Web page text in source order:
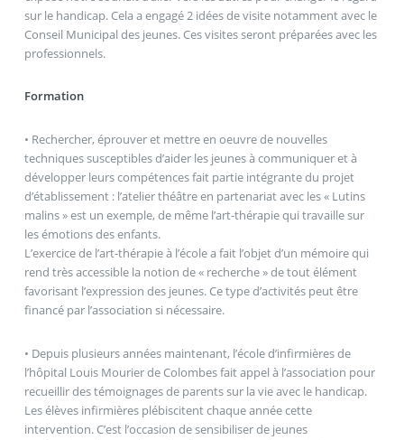
sur le handicap. Cela a engagé 2 idées de visite notamment avec le
Conseil Municipal des jeunes. Ces visites seront préparées avec les
professionnels.
Formation
• Rechercher, éprouver et mettre en oeuvre de nouvelles
techniques susceptibles d’aider les jeunes à communiquer et à
développer leurs compétences fait partie intégrante du projet
d’établissement : l’atelier théâtre en partenariat avec les « Lutins
malins » est un exemple, de même l’art-thérapie qui travaille sur
les émotions des enfants.
L’exercice de l’art-thérapie à l’école a fait l’objet d’un mémoire qui
rend très accessible la notion de « recherche » de tout élément
favorisant l’expression des jeunes. Ce type d’activités peut être
financé par l’association si nécessaire.
• Depuis plusieurs années maintenant, l’école d’infirmières de
l’hôpital Louis Mourier de Colombes fait appel à l’association pour
recueillir des témoignages de parents sur la vie avec le handicap.
Les élèves infirmières plébiscitent chaque année cette
intervention. C’est l’occasion de sensibiliser de jeunes